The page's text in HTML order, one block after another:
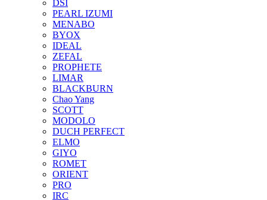
DSI
PEARL IZUMI
MENABO
BYOX
IDEAL
ZEFAL
PROPHETE
LIMAR
BLACKBURN
Chao Yang
SCOTT
MODOLO
DUCH PERFECT
ELMO
GIYO
ROMET
ORIENT
PRO
IRC